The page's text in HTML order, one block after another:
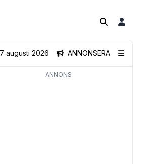
ANNONSERA
7 augusti 2026
ANNONS